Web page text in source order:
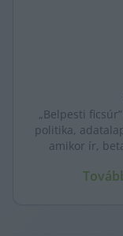
„Belpesti
politika,
amikor ír,